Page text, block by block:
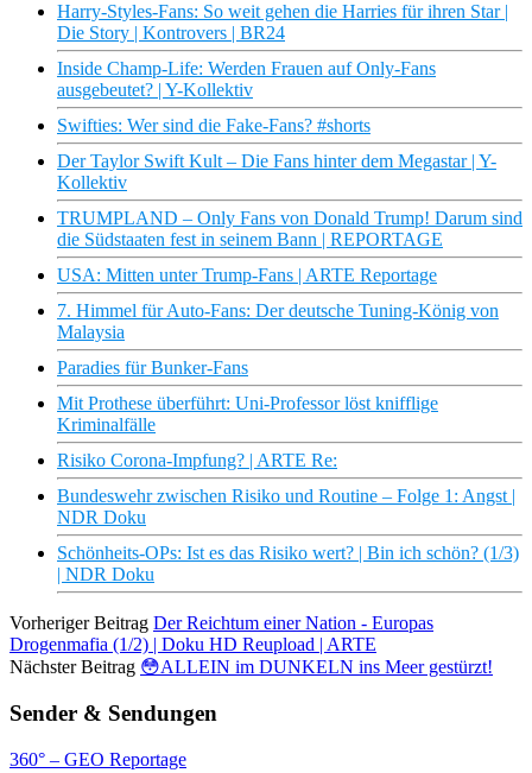
Harry-Styles-Fans: So weit gehen die Harries für ihren Star |
Die Story | Kontrovers | BR24
Inside Champ-Life: Werden Frauen auf Only-Fans
ausgebeutet? | Y-Kollektiv
Swifties: Wer sind die Fake-Fans? #shorts
Der Taylor Swift Kult – Die Fans hinter dem Megastar | Y-
Kollektiv
TRUMPLAND – Only Fans von Donald Trump! Darum sind
die Südstaaten fest in seinem Bann | REPORTAGE
USA: Mitten unter Trump-Fans | ARTE Reportage
7. Himmel für Auto-Fans: Der deutsche Tuning-König von
Malaysia
Paradies für Bunker-Fans
Mit Prothese überführt: Uni-Professor löst knifflige
Kriminalfälle
Risiko Corona-Impfung? | ARTE Re:
Bundeswehr zwischen Risiko und Routine – Folge 1: Angst |
NDR Doku
Schönheits-OPs: Ist es das Risiko wert? | Bin ich schön? (1/3)
| NDR Doku
Vorheriger Beitrag Der Reichtum einer Nation - Europas
Drogenmafia (1/2) | Doku HD Reupload | ARTE
Nächster Beitrag 😳ALLEIN im DUNKELN ins Meer gestürzt!
Sender & Sendungen
360° – GEO Reportage